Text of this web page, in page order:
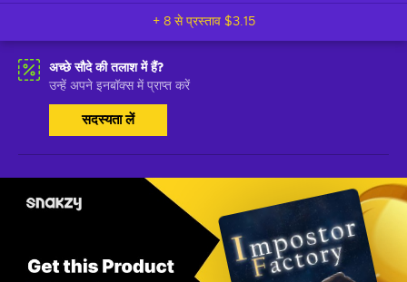
+ 8 से प्रस्ताव $3.15
अच्छे सौदे की तलाश में हैं?
उन्हें अपने इनबॉक्स में प्राप्त करें
सदस्यता लें